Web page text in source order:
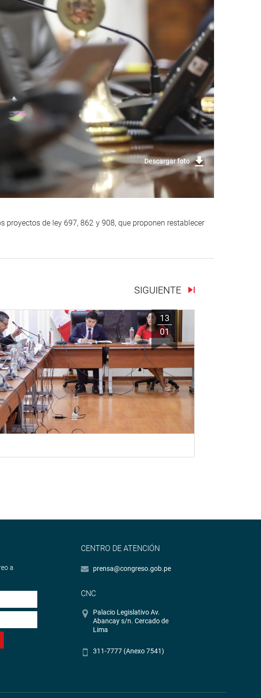
Descargar foto
proyectos de ley 697, 862 y 908, que proponen restablecer
SIGUIENTE
13
01
a
CENTRO DE ATENCIÓN
prensa@congreso.gob.pe
CNC
Palacio Legislativo Av.
Abancay s/n. Cercado de
Lima
311-7777 (Anexo 7541)